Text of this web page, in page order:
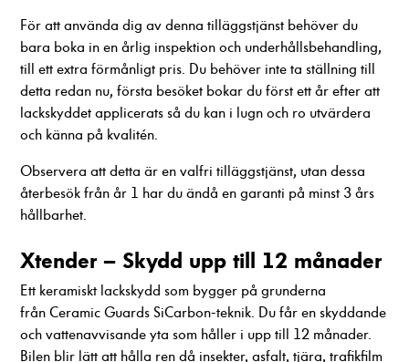
För att använda dig av denna tilläggstjänst behöver du
bara boka in en årlig inspektion och underhållsbehandling,
till ett extra förmånligt pris. Du behöver inte ta ställning till
detta redan nu, första besöket bokar du först ett år efter att
lackskyddet applicerats så du kan i lugn och ro utvärdera
och känna på kvalitén.
Observera att detta är en valfri tilläggstjänst, utan dessa
återbesök från år 1 har du ändå en garanti på minst 3 års
hållbarhet.
Xtender – Skydd upp till 12 månader
Ett keramiskt lackskydd som bygger på grunderna
från Ceramic Guards SiCarbon-teknik. Du får en skyddande
och vattenavvisande yta som håller i upp till 12 månader.
Bilen blir lätt att hålla ren då insekter, asfalt, tjära, trafikfilm